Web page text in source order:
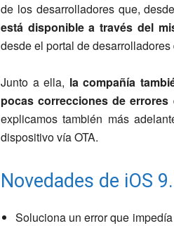
de los desarrolladores que,
está disponible a través del
desde el portal de desarrolladores
Junto a ella, la compañía
pocas correcciones de errores
explicamos también más
dispositivo vía OTA.
Novedades de iOS
Soluciona un error que